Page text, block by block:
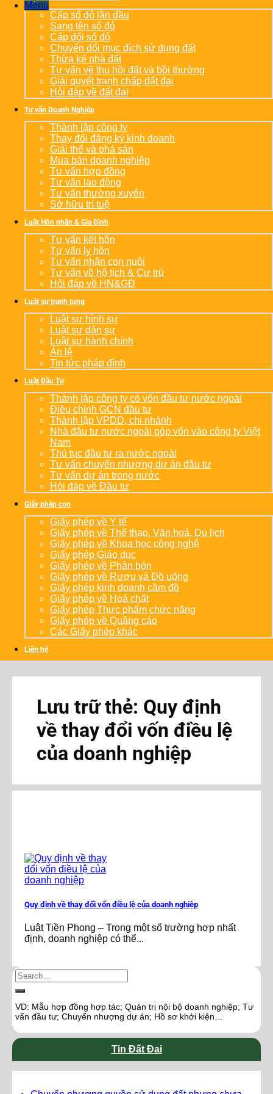
Menu
Cấp sổ đỏ lần đầu
Sang tên sổ đỏ
Cấp đổi sổ đỏ
Chuyển đổi mục đích sử dụng đất
Thừa kế nhà đất
Tư vấn về thu hồi đất và bồi thường
Giải quyết tranh chấp đất đai
Hỏi đáp về đất đai
Tư vấn Doanh Nghiệp
Thành lập công ty
Thay đổi đăng ký kinh doanh
Giải thể và phá sản
Mua bán doanh nghiệp
Tư vấn hợp đồng
Tư vấn lao động
Tư vấn thường xuyên
Sở hữu trí tuệ
Luật Hôn nhân & Gia Đình
Tư vấn kết hôn
Tư vấn ly hôn
Tư vấn nhận con nuôi
Tư vấn về hộ tịch & Cư trú
Hỏi đáp về HN&GĐ
Luật sư tranh tụng
Luật sư hình sự
Luật sư dân sự
Luật sư hành chính
Án lệ
Tin tức pháp đình
Luật Đầu Tư
Thành lập công ty có vốn đầu tư nước ngoài
Điều chỉnh GCN đầu tư
Thành lập VPDD, chi nhánh
Nhà đầu tư nước ngoài góp vốn vào công ty Việt
Nam
Thủ tục đầu tư ra nước ngoài
Tư vấn chuyển nhượng dự án đầu tư
Tư vấn dự án trong nước
Hỏi đáp về Đầu tư
Giấy phép con
Giấy phép về Y tế
Giấy phép về Thể thao, Văn hoá, Du lịch
Giấy phép về Khoa học công nghệ
Giấy phép Giáo dục
Giấy phép về Phân bón
Giấy phép về Rượu và Đồ uống
Giấy phép kinh doanh cầm đồ
Giấy phép về Hoá chất
Giấy phép Thực phẩm chức năng
Giấy phép về Quảng cáo
Các Giấy phép khác
Liên hệ
Lưu trữ thẻ: Quy định
về thay đổi vốn điều lệ
của doanh nghiệp
Quy định về thay đổi vốn điều lệ của doanh nghiệp
Luật Tiền Phong – Trong một số trường hợp nhất
định, doanh nghiệp có thể...
VD: Mẫu hợp đồng hợp tác; Quản trị nội bộ doanh nghiệp; Tư
vấn đầu tư; Chuyển nhượng dự án; Hồ sơ khởi kiện…
Tin Đất Đai